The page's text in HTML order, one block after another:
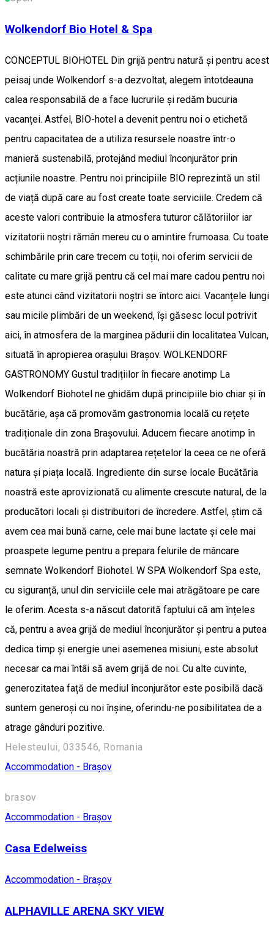
Wolkendorf Bio Hotel & Spa
CONCEPTUL BIOHOTEL Din grijă pentru natură și pentru acest
peisaj unde Wolkendorf s-a dezvoltat, alegem întotdeauna
calea responsabilă de a face lucrurile și redăm bucuria
vacanței. Astfel, BIO-hotel a devenit pentru noi o etichetă
pentru capacitatea de a utiliza resursele noastre într-o
manieră sustenabilă, protejând mediul înconjurător prin
acțiunile noastre. Pentru noi principiile BIO reprezintă un stil
de viață după care au fost create toate serviciile. Credem că
aceste valori contribuie la atmosfera tuturor călătoriilor iar
vizitatorii noștri rămân mereu cu o amintire frumoasa. Cu toate
schimbările prin care trecem cu toții, noi oferim servicii de
calitate cu mare grijă pentru că cel mai mare cadou pentru noi
este atunci când vizitatorii noștri se întorc aici. Vacanțele lungi
sau micile plimbări de un weekend, își găsesc locul potrivit
aici, în atmosfera de la marginea pădurii din localitatea Vulcan,
situată în apropierea orașului Brașov. WOLKENDORF
GASTRONOMY Gustul tradițiilor în fiecare anotimp La
Wolkendorf Biohotel ne ghidăm după principiile bio chiar și în
bucătărie, așa că promovăm gastronomia locală cu rețete
tradiționale din zona Brașovului. Aducem fiecare anotimp în
bucătăria noastră prin adaptarea rețetelor la ceea ce ne oferă
natura și piața locală. Ingrediente din surse locale Bucătăria
noastră este aprovizionată cu alimente crescute natural, de la
producători locali și distribuitori de încredere. Astfel, știm că
avem cea mai bună carne, cele mai bune lactate și cele mai
proaspete legume pentru a prepara felurile de mâncare
semnate Wolkendorf Biohotel. W SPA Wolkendorf Spa este,
cu siguranță, unul din serviciile cele mai atrăgătoare pe care
le oferim. Acesta s-a născut datorită faptului că am înțeles
că, pentru a avea grijă de mediul înconjurător și pentru a putea
dedica timp și energie unei asemenea misiuni, este absolut
necesar ca mai întâi să avem grijă de noi. Cu alte cuvinte,
generozitatea față de mediul înconjurător este posibilă dacă
suntem generoși cu noi înșine, oferindu-ne posibilitatea de a
atrage gânduri pozitive.
Helesteului, 033546, Romania
Accommodation - Brașov
brasov
Accommodation - Brașov
Casa Edelweiss
Accommodation - Brașov
ALPHAVILLE ARENA SKY VIEW